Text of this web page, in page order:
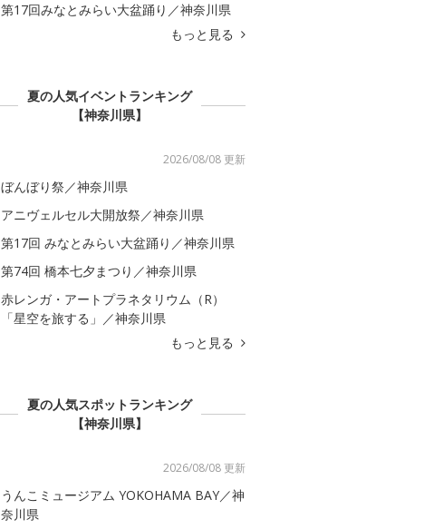
第17回みなとみらい大盆踊り／神奈川県
もっと見る
夏の人気イベントランキング
【神奈川県】
2026/08/08 更新
ぼんぼり祭／神奈川県
アニヴェルセル大開放祭／神奈川県
第17回 みなとみらい大盆踊り／神奈川県
第74回 橋本七夕まつり／神奈川県
赤レンガ・アートプラネタリウム（R）
「星空を旅する」／神奈川県
もっと見る
夏の人気スポットランキング
【神奈川県】
2026/08/08 更新
うんこミュージアム YOKOHAMA BAY／神
奈川県